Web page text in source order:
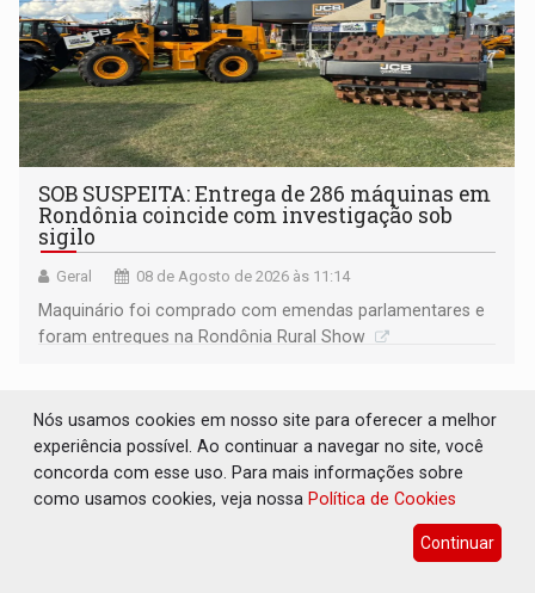
SOB SUSPEITA: Entrega de 286 máquinas em
Rondônia coincide com investigação sob
sigilo
Geral 08 de Agosto de 2026 às 11:14
Maquinário foi comprado com emendas parlamentares e
foram entregues na Rondônia Rural Show
Nós usamos cookies em nosso site para oferecer a melhor
experiência possível. Ao continuar a navegar no site, você
concorda com esse uso. Para mais informações sobre
como usamos cookies, veja nossa Política de Cookies
Continuar